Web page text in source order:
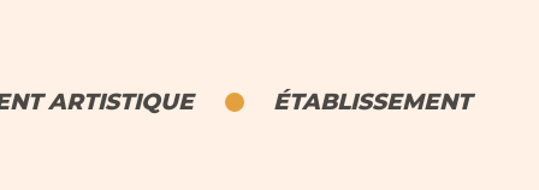
ARTISTIQUE ÉTABLISSEMENT